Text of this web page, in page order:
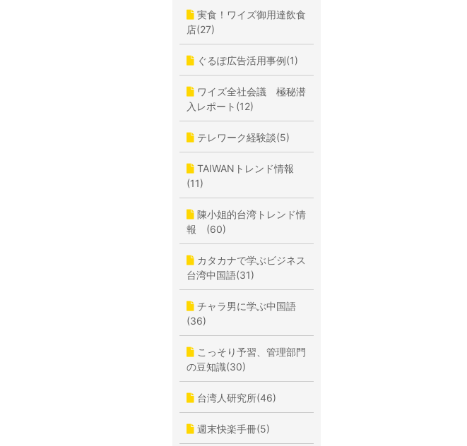
実食！ワイズ御用達飲食
店(27)
ぐるぽ広告活用事例(1)
ワイズ全社会議 極秘潜
入レポート(12)
テレワーク経験談(5)
TAIWANトレンド情報
(11)
陳小姐的台湾トレンド情
報 (60)
カタカナで学ぶビジネス
台湾中国語(31)
チャラ男に学ぶ中国語
(36)
こっそり予習、管理部門
の豆知識(30)
台湾人研究所(46)
週末快楽手冊(5)